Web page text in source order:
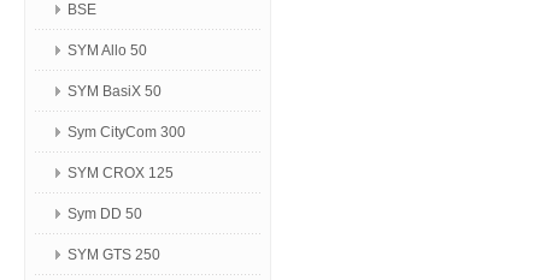
BSE
SYM Allo 50
SYM BasiX 50
Sym CityCom 300
SYM CROX 125
Sym DD 50
SYM GTS 250